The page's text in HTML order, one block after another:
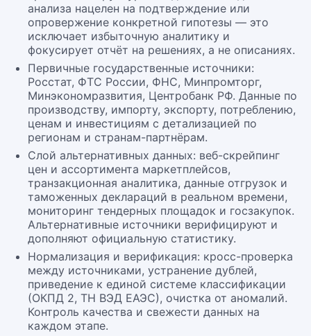
анализа нацелен на подтверждение или
опровержение конкретной гипотезы — это
исключает избыточную аналитику и
фокусирует отчёт на решениях, а не описаниях.
Первичные государственные источники:
Росстат, ФТС России, ФНС, Минпромторг,
Минэкономразвития, Центробанк РФ. Данные по
производству, импорту, экспорту, потреблению,
ценам и инвестициям с детализацией по
регионам и странам-партнёрам.
Слой альтернативных данных: веб-скрейпинг
цен и ассортимента маркетплейсов,
транзакционная аналитика, данные отгрузок и
таможенных деклараций в реальном времени,
мониторинг тендерных площадок и госзакупок.
Альтернативные источники верифицируют и
дополняют официальную статистику.
Нормализация и верификация: кросс-проверка
между источниками, устранение дублей,
приведение к единой системе классификации
(ОКПД 2, ТН ВЭД ЕАЭС), очистка от аномалий.
Контроль качества и свежести данных на
каждом этапе.